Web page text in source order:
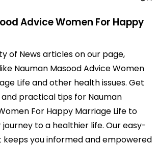
Advice Women For Happy
of News articles on our page,
Nauman Masood Advice Women
Life and other health issues. Get
practical tips for Nauman
For Happy Marriage Life to
journey to a healthier life. Our easy-
you informed and empowered